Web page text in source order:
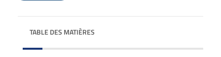
TABLE DES MATIÈRES